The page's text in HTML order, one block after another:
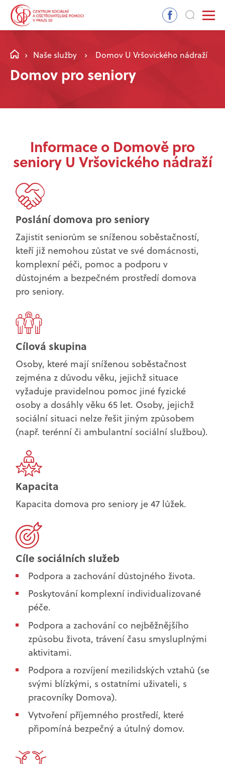
Naše služby Domov U Vršovického nádraží
Domov pro seniory
Informace o Domově pro
seniory U Vršovického nádraží
Poslání domova pro seniory
Zajistit seniorům se sníženou soběstačností,
kteří již nemohou zůstat ve své domácnosti,
komplexní péči, pomoc a podporu v
důstojném a bezpečném prostředí domova
pro seniory.
Cílová skupina
Osoby, které mají sníženou soběstačnost
zejména z důvodu věku, jejichž situace
vyžaduje pravidelnou pomoc jiné fyzické
osoby a dosáhly věku 65 let. Osoby, jejichž
sociální situaci nelze řešit jiným způsobem
(např. terénní či ambulantní sociální službou).
Kapacita
Kapacita domova pro seniory je 47 lůžek.
Cíle sociálních služeb
Podpora a zachování důstojného života.
Poskytování komplexní individualizované
péče.
Podpora a zachování co nejběžnějšího
způsobu života, trávení času smysluplnými
aktivitami.
Podpora a rozvíjení mezilidských vztahů (se
svými blízkými, s ostatními uživateli, s
pracovníky Domova).
Vytvoření příjemného prostředí, které
připomíná bezpečný a útulný domov.